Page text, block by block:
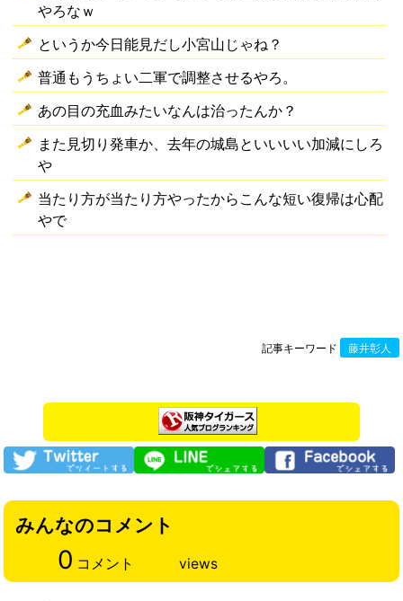
やろなｗ
というか今日能見だし小宮山じゃね？
普通もうちょい二軍で調整させるやろ。
あの目の充血みたいなんは治ったんか？
また見切り発車か、去年の城島といいいい加減にしろ
や
当たり方が当たり方やったからこんな短い復帰は心配
やで
記事キーワード 藤井彰人
みんなのコメント
0 コメント views